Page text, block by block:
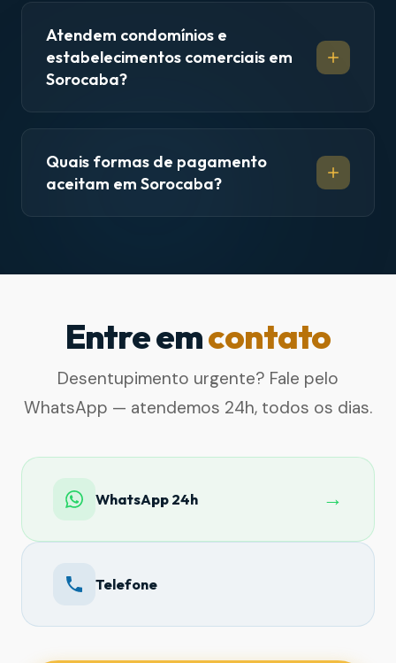
Atendem condomínios e
estabelecimentos comerciais em
Sorocaba?
Quais formas de pagamento
aceitam em Sorocaba?
Entre emcontato
Desentupimento urgente? Fale pelo
WhatsApp — atendemos 24h, todos os dias.
WhatsApp 24h →
Telefone